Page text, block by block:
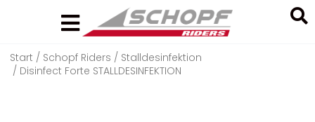
Search
...
Start / Schopf Riders / Stalldesinfektion
/ Disinfect Forte STALLDESINFEKTION